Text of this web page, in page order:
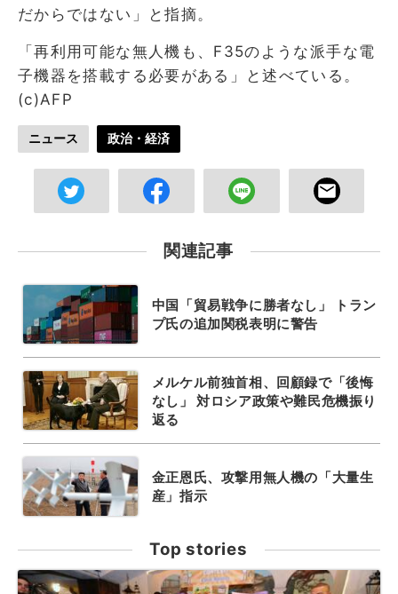
だからではない」と指摘。
「再利用可能な無人機も、F35のような派手な電
子機器を搭載する必要がある」と述べている。
(c)AFP
ニュース 政治・経済
関連記事
中国「貿易戦争に勝者なし」 トラン
プ氏の追加関税表明に警告
メルケル前独首相、回顧録で「後悔
なし」 対ロシア政策や難民危機振り
返る
金正恩氏、攻撃用無人機の「大量生
産」指示
Top stories